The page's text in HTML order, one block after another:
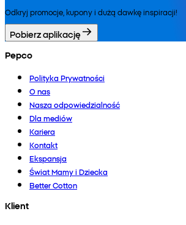
Odkryj promocje, kupony i dużą dawkę inspiracji!
Pobierz aplikację
Pepco
Polityka Prywatności
O nas
Nasza odpowiedzialność
Dla mediów
Kariera
Kontakt
Ekspansja
Świat Mamy i Dziecka
Better Cotton
Klient